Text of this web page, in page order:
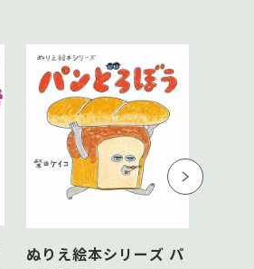
ぬりえ絵本シリーズ パ